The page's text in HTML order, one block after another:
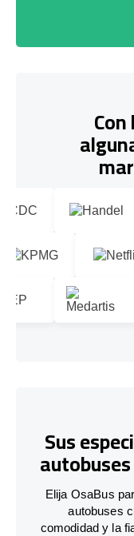
Sus
Elija OsaBus
autobuses
comodidad y la